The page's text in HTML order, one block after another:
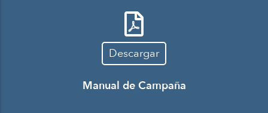
Descargar
Manual de Campaña